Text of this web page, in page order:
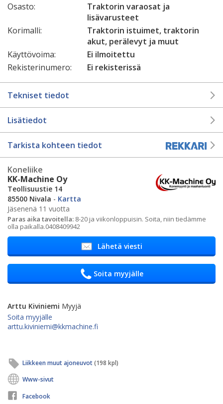
Osasto:
Traktorin varaosat ja
lisävarusteet
Korimalli:
Traktorin istuimet, traktorin
akut, perälevyt ja muut
Käyttövoima:
Ei ilmoitettu
Rekisterinumero:
Ei rekisterissä
Tekniset tiedot
Lisätiedot
Tarkista kohteen tiedot
Koneliike
KK-Machine Oy
Teollisuustie 14
85500 Nivala - Kartta
Jäsenenä 11 vuotta
Paras aika tavoitella: 8-20 ja viikonloppuisin. Soita, niin tiedämme
olla paikalla.0408409942
Lähetä viesti
Soita myyjälle
Arttu Kiviniemi Myyjä
Soita myyjälle
arttu.kiviniemi@kkmachine.fi
Liikkeen muut ajoneuvot(198 kpl)
Www-sivut
Facebook